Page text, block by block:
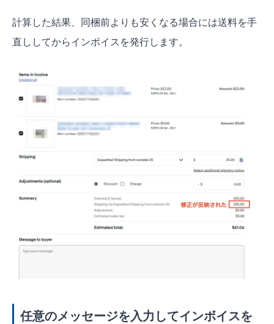
計算した結果、同梱前よりも安くなる場合には送料を手
直ししてからインボイスを発行します。
任意のメッセージを入力してインボイスを